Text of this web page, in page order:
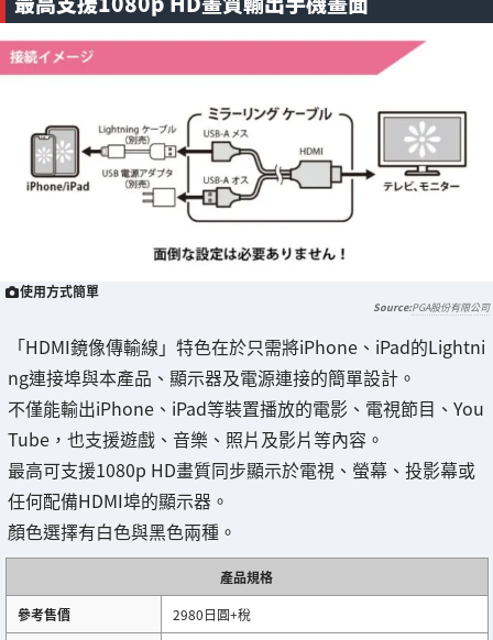
使用方式簡單
PGA股份有限公司
「HDMI鏡像傳輸線」特色在於只需將iPhone、iPad的Lightni
ng連接埠與本產品、顯示器及電源連接的簡單設計。
不僅能輸出iPhone、iPad等裝置播放的電影、電視節目、You
Tube，也支援遊戲、音樂、照片及影片等內容。
最高可支援1080p HD畫質同步顯示於電視、螢幕、投影幕或
任何配備HDMI埠的顯示器。
顏色選擇有白色與黑色兩種。
產品規格
參考售價
2980日圓+稅